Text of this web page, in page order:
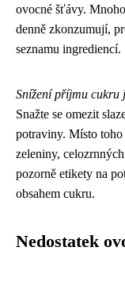
ovocné šťávy.
denně zkonzumují,
seznamu ingrediencí.
Snížení příjmu cukru
Snažte se omezit
potraviny. Místo toho
zeleniny,
pozorně etikety na
obsahem cukru.
Nedostatek